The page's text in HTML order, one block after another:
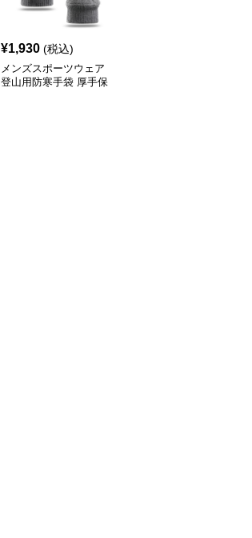
¥1,930 (税込)
メンズスポーツウェア
登山用防寒手袋 厚手保